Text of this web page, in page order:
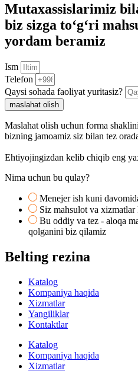
Mutaxassislarimiz
biz sizga to‘g‘ri
yordam beramiz
Ism
Telefon
Qaysi sohada faoliyat yuritasiz?
maslahat olish
Maslahat olish uchun forma
bizning jamoamiz siz bilan tez
Ehtiyojingizdan kelib chiqib eng
Nima uchun bu qulay?
Menejer ish kuni
Siz mahsulot va
Bu oddiy va tez - aloqa
qolganini biz qilamiz
Belting rezina
Katalog
Kompaniya haqida
Xizmatlar
Yangiliklar
Kontaktlar
Katalog
Kompaniya haqida
Xizmatlar